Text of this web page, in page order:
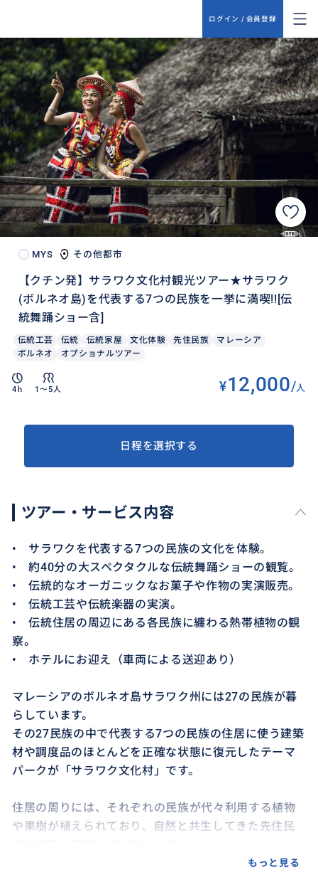
ログイン / 会員登録
MYS その他都市
【クチン発】サラワク文化村観光ツアー★サラワク
(ボルネオ島)を代表する7つの民族を一挙に満喫!![伝
統舞踊ショー含]
伝統工芸 伝統 伝統家屋 文化体験 先住民族
マレーシア
ボルネオ
オプショナルツアー
4h 1〜5人 ¥12,000/人
日程を選択する
ツアー・サービス内容
• サラワクを代表する7つの民族の文化を体験。
• 約40分の大スペクタクルな伝統舞踊ショーの観覧。
• 伝統的なオーガニックなお菓子や作物の実演販売。
• 伝統工芸や伝統楽器の実演。
• 伝統住居の周辺にある各民族に纏わる熱帯植物の観
察。
• ホテルにお迎え（車両による送迎あり）
マレーシアのボルネオ島サラワク州には27の民族が暮
らしています。
その27民族の中で代表する7つの民族の住居に使う建築
材や調度品のほとんどを正確な状態に復元したテーマ
パークが「サラワク文化村」です。
住居の周りには、それぞれの民族が代々利用する植物
や果樹が植えられており、自然と共生してきた先住民
もっと見る